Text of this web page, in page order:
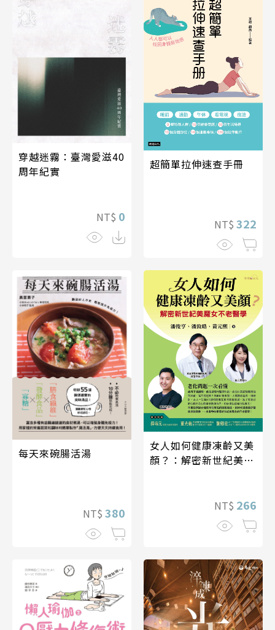
穿越迷霧：臺灣愛滋40
周年紀實
NT$ 0
超簡單拉伸速查手冊
NT$ 322
每天來碗腸活湯
NT$ 380
女人如何健康凍齡又美
顏？：解密新世紀美魔
NT$ 266